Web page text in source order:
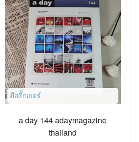
มีสติ๊กเกอร์
a day 144 adaymagazine
thailand
💬 ภาษาศาสตร์
💉 การแพทย์
👮‍♀️ คู่มือเตรียมสอบราชการ
🏫 หนังสือเรียน
👩‍🏫 แนะแนวการศึกษา
การศึกษาและการสอน